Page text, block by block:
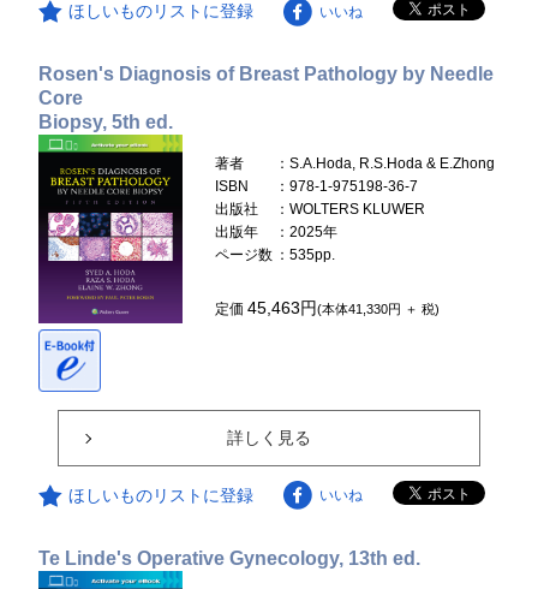
ほしいものリストに登録 いいね
Rosen's Diagnosis of Breast Pathology by Needle
Core
Biopsy, 5th ed.
著者
：S.A.Hoda, R.S.Hoda & E.Zhong
ISBN
：978-1-975198-36-7
出版社
：WOLTERS KLUWER
出版年
：2025年
ページ数 ：535pp.
定価45,463円(本体41,330円 ＋ 税)
詳しく見る
ほしいものリストに登録 いいね
Te Linde's Operative Gynecology, 13th ed.